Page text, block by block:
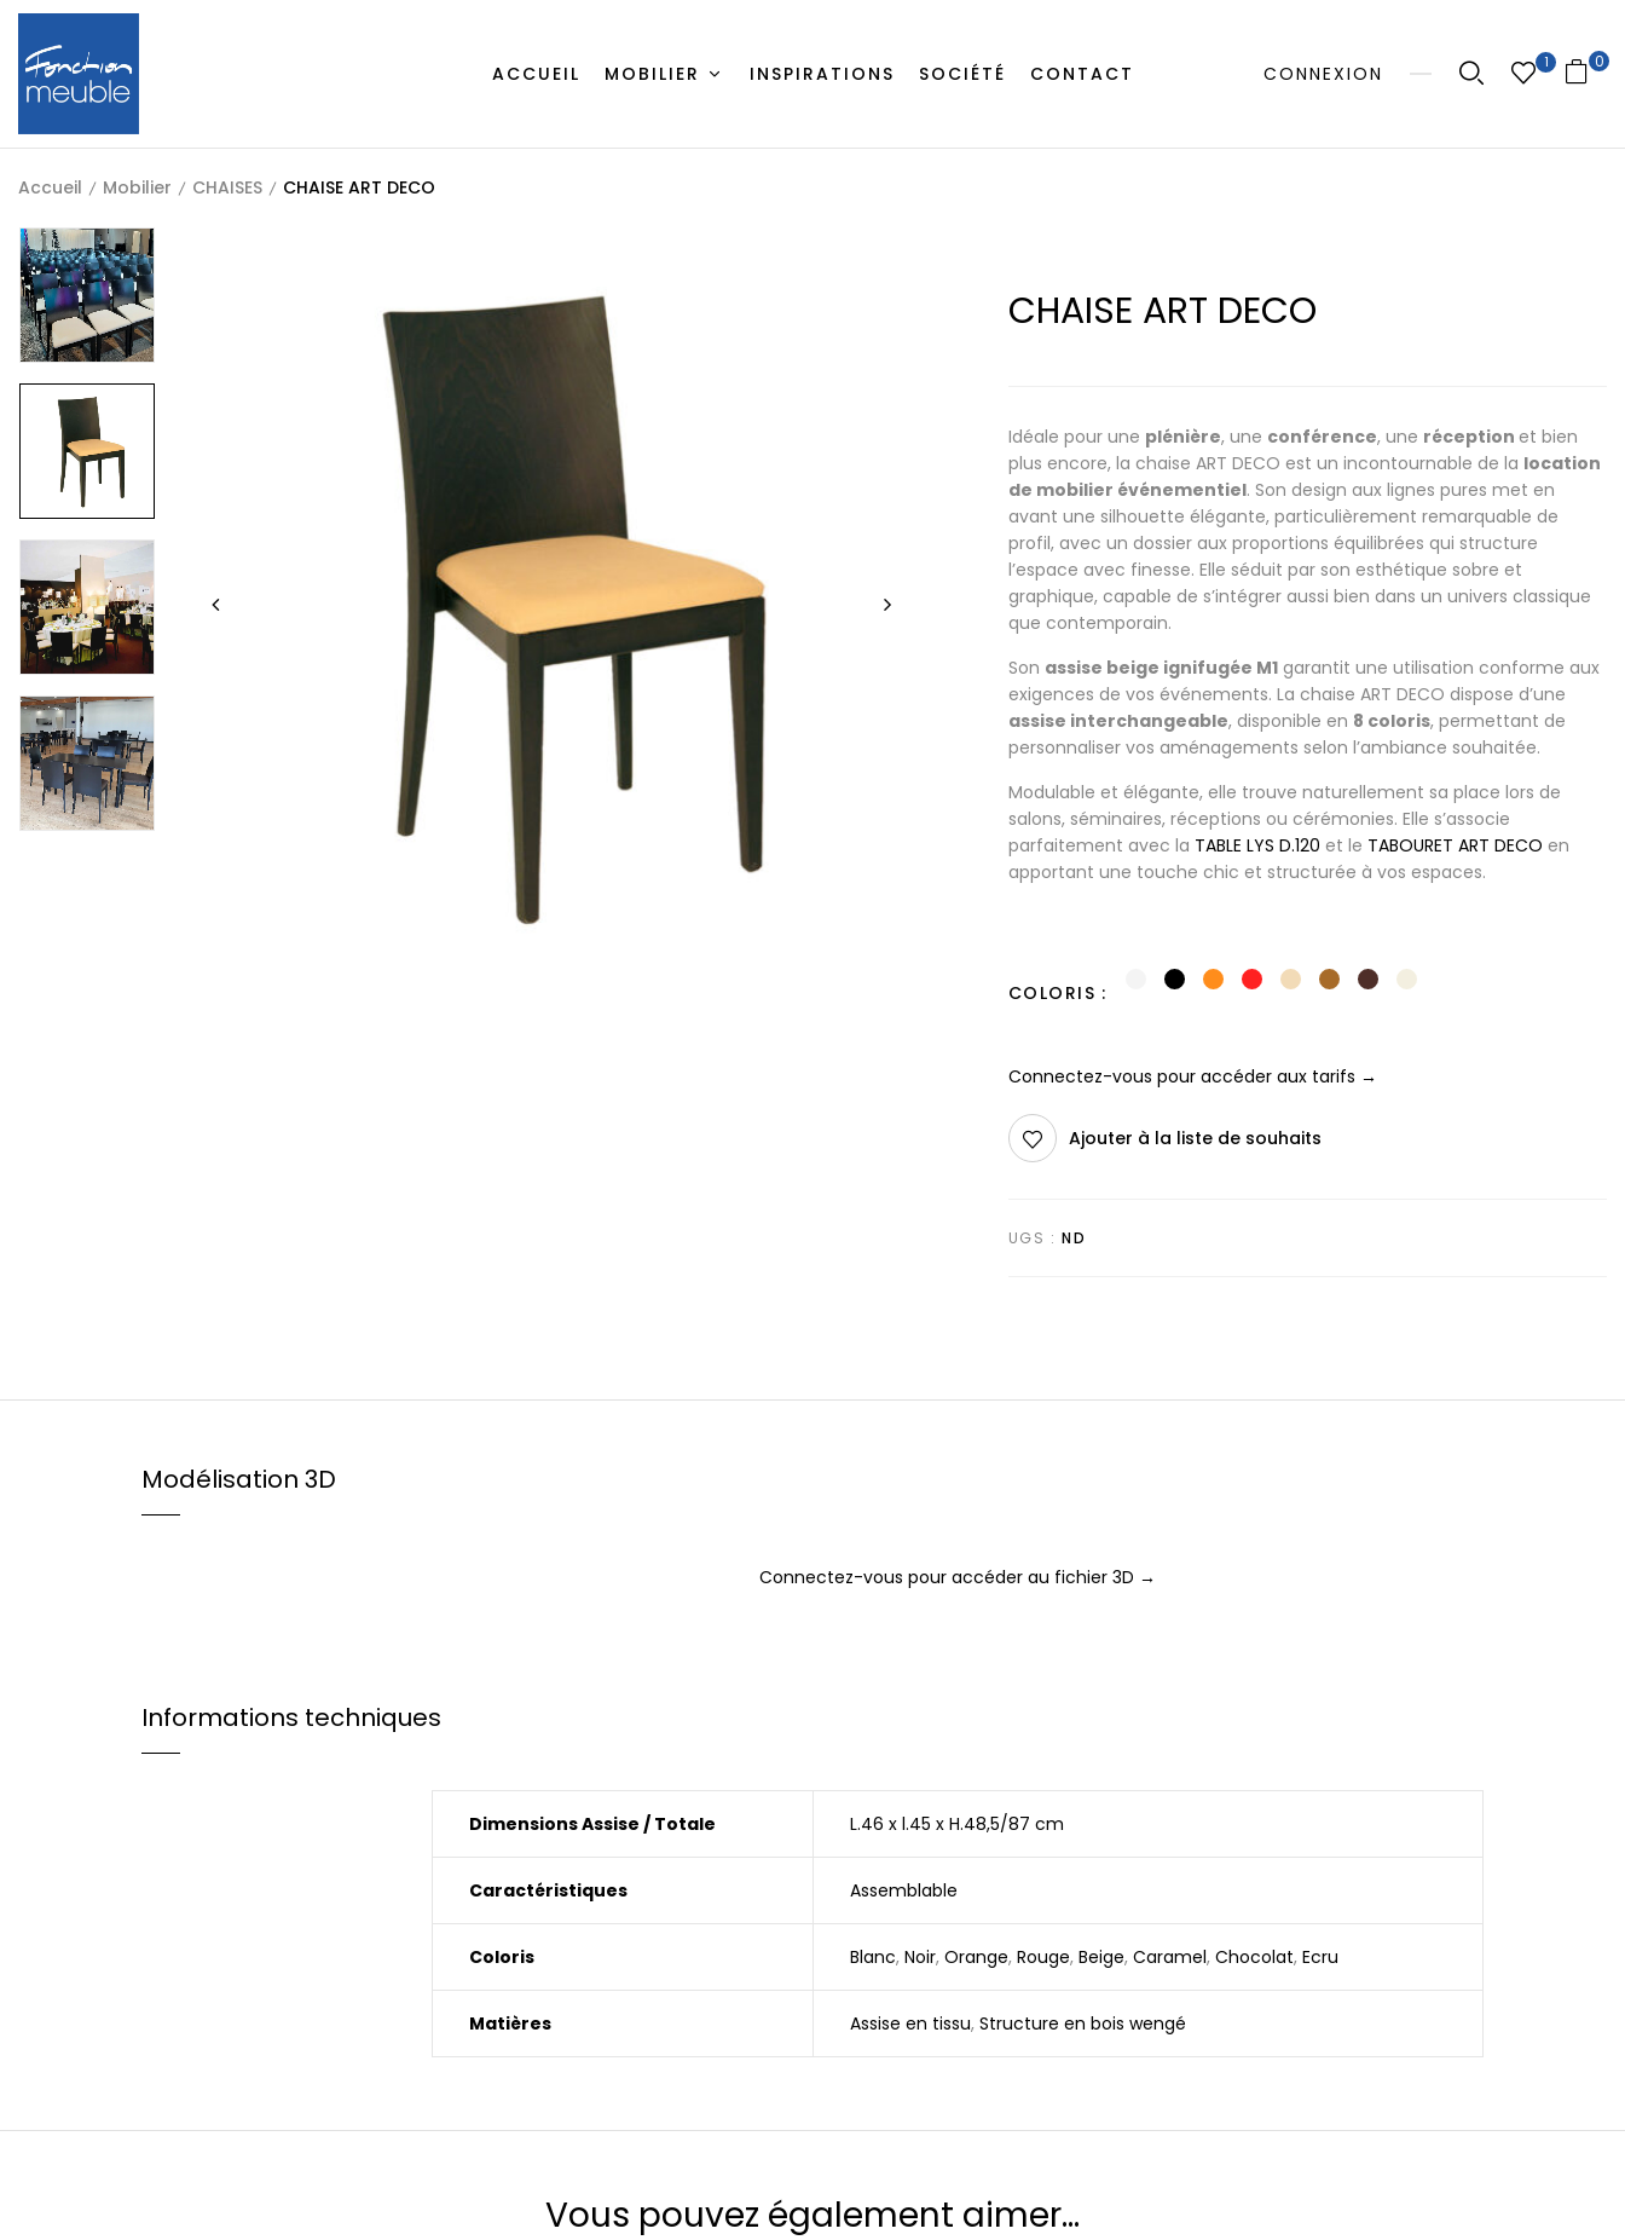
ACCUEIL MOBILIER INSPIRATIONS SOCIÉTÉ CONTACT CONNEXION
1 0
Accueil Mobilier CHAISES CHAISE ART DECO
CHAISE ART DECO
Idéale pour une plénière, une conférence, une réception et bien
plus encore, la chaise ART DECO est un incontournable de la location
de mobilier événementiel. Son design aux lignes pures met en
avant une silhouette élégante, particulièrement remarquable de
profil, avec un dossier aux proportions équilibrées qui structure
l’espace avec finesse. Elle séduit par son esthétique sobre et
graphique, capable de s’intégrer aussi bien dans un univers classique
que contemporain.
Son assise beige ignifugée M1garantit une utilisation conforme aux
exigences de vos événements. La chaise ART DECO dispose d’une
assise interchangeable, disponible en 8 coloris, permettant de
personnaliser vos aménagements selon l’ambiance souhaitée.
Modulable et élégante, elle trouve naturellement sa place lors de
salons, séminaires, réceptions ou cérémonies. Elle s’associe
parfaitement avec la TABLE LYS D.120 et le TABOURET ART DECO en
apportant une touche chic et structurée à vos espaces.
COLORIS
Connectez-vous pour accéder aux tarifs →
Ajouter à la liste de souhaits
UGS : ND
Modélisation 3D
Connectez-vous pour accéder au fichier 3D →
Informations techniques
Dimensions Assise / Totale L.46 x l.45 x H.48,5/87 cm
Caractéristiques Assemblable
Coloris Blanc, Noir, Orange, Rouge, Beige, Caramel, Chocolat, Ecru
Matières Assise en tissu, Structure en bois wengé
Vous pouvez également aimer…